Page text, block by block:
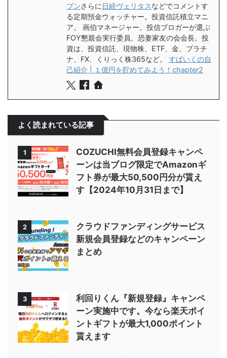
ブンさらに 日経ヴェリタスなどでコメントす
る定期預金ウォッチャー。投資信託積立マニ
ア。 画伯マネージャー。投信ブロガーが選ぶ
FOY懇親会実行委員。恐妻家友の会会長。投
資は、投資信託、現物株、ETF、金、プラチ
ナ、FX、くりっく株365など。 すぱいくの自
己紹介 | １億円を貯めてみよう！chapter2
よく読まれている記事
1
COZUCHI無料会員登録キャンペ
ーンは当ブログ限定でAmazonギ
フト券が最大50,500円分が貰え
す【2024年10月31日まで】
2
クラウドファンディングサービス
新規会員登録などのキャンペーン
まとめ
3
利回りくん『新規登録』キャンペ
ーン実施中です。今なら楽天ポイ
ントギフトが最大1,000ポイント
貰えます